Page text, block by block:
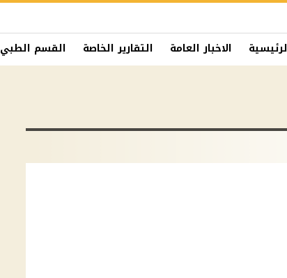
الاخبار العامة التقارير الخاصة القسم الطبي